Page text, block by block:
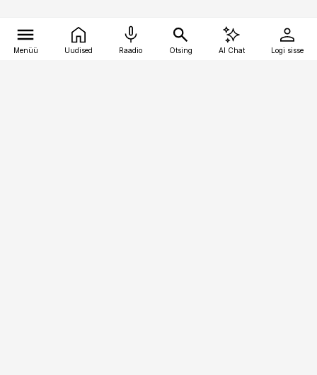
Menüü Uudised Raadio Otsing AI Chat Logi sisse